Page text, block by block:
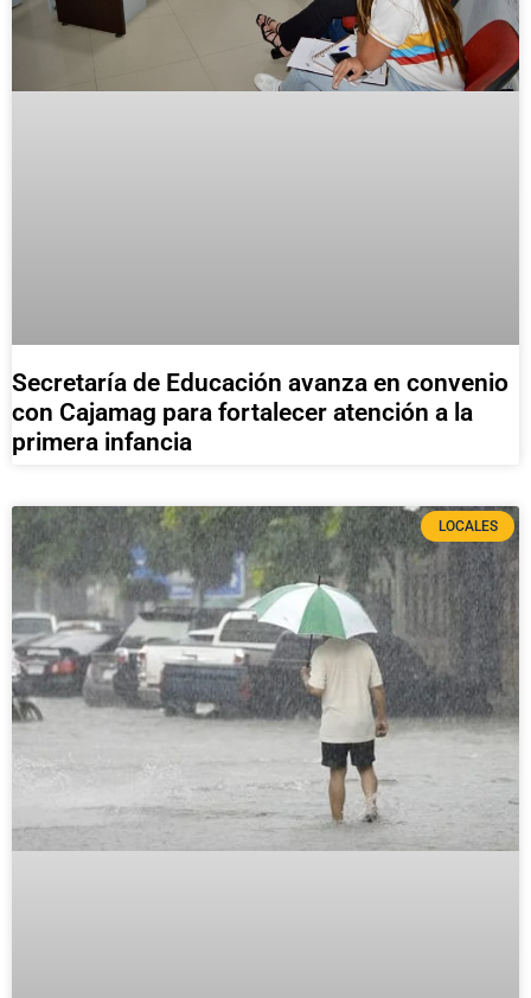
Secretaría de Educación avanza en convenio
con Cajamag para fortalecer atención a la
primera infancia
LOCALES